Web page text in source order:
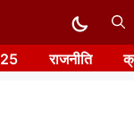
राजनीति